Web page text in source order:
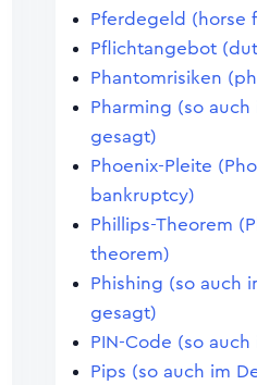
Pferdegeld (horse
Pflichtangebot
Phantomrisiken
Pharming (so
gesagt)
Phoenix-Pleite
bankruptcy)
Phillips-Theorem
theorem)
Phishing (so auch
gesagt)
PIN-Code (so
Pips (so auch im